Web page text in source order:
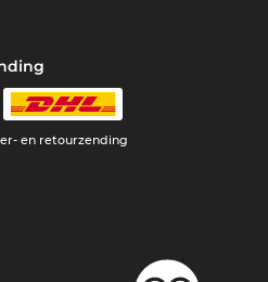
en retourzending